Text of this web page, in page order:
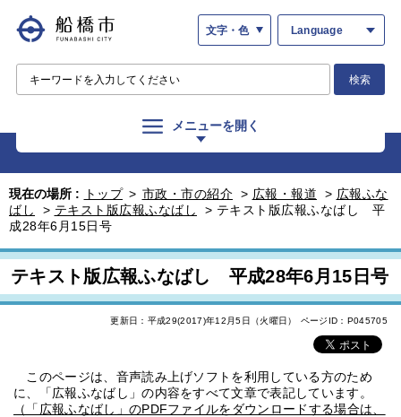
文字・色 Language
検索
メニューを開く
現在の場所 : トップ > 市政・市の紹介 > 広報・報道 > 広報ふな
ばし
> テキスト版広報ふなばし > テキスト版広報ふなばし 平
成28年6月15日号
テキスト版広報ふなばし 平成28年6月15日号
更新日：平成29(2017)年12月5日（火曜日） ページID：P045705
このページは、音声読み上げソフトを利用している方のため
に、「広報ふなばし」の内容をすべて文章で表記しています。
（「広報ふなばし」のPDFファイルをダウンロードする場合は、